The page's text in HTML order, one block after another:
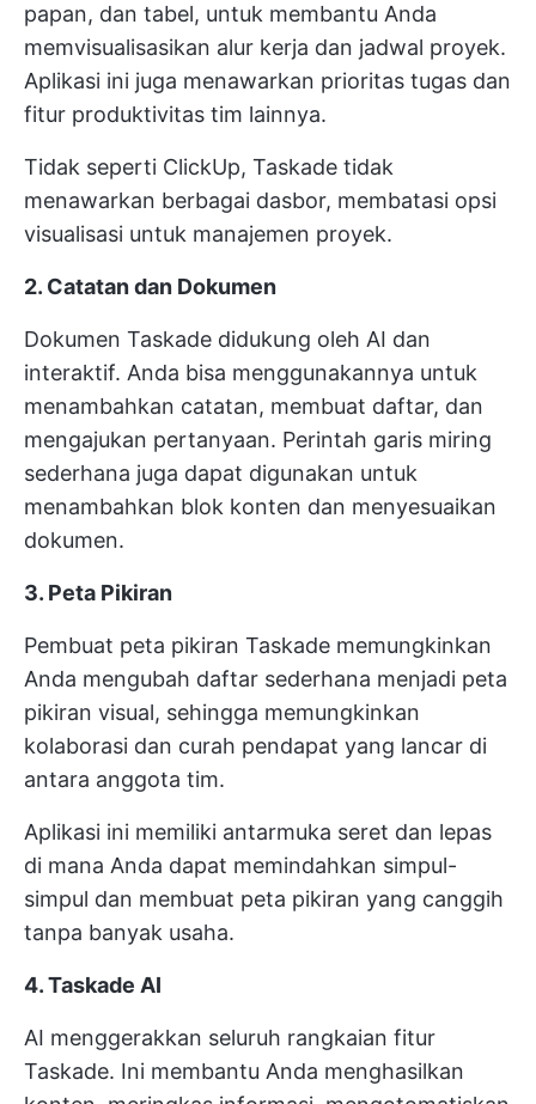
papan, dan tabel, untuk membantu Anda
memvisualisasikan alur kerja dan jadwal proyek.
Aplikasi ini juga menawarkan prioritas tugas dan
fitur produktivitas tim lainnya.
Tidak seperti ClickUp, Taskade tidak
menawarkan berbagai dasbor, membatasi opsi
visualisasi untuk manajemen proyek.
2. Catatan dan Dokumen
Dokumen Taskade didukung oleh AI dan
interaktif. Anda bisa menggunakannya untuk
menambahkan catatan, membuat daftar, dan
mengajukan pertanyaan. Perintah garis miring
sederhana juga dapat digunakan untuk
menambahkan blok konten dan menyesuaikan
dokumen.
3. Peta Pikiran
Pembuat peta pikiran Taskade memungkinkan
Anda mengubah daftar sederhana menjadi peta
pikiran visual, sehingga memungkinkan
kolaborasi dan curah pendapat yang lancar di
antara anggota tim.
Aplikasi ini memiliki antarmuka seret dan lepas
di mana Anda dapat memindahkan simpul-
simpul dan membuat peta pikiran yang canggih
tanpa banyak usaha.
4. Taskade AI
AI menggerakkan seluruh rangkaian fitur
Taskade. Ini membantu Anda menghasilkan